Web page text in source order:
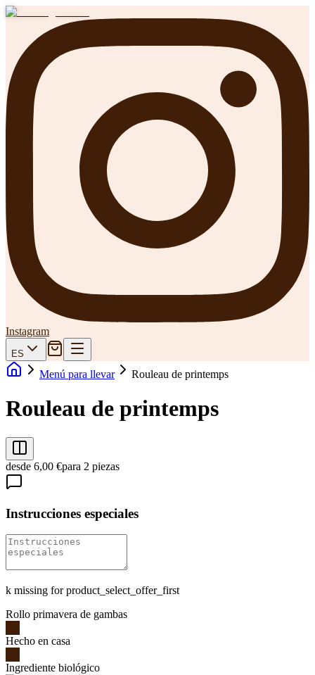
Instagram
ES
Menú para llevar Rouleau de printemps
Rouleau de printemps
desde 6,00 €para 2 piezas
Instrucciones especiales
k missing for product_select_offer_first
Rollo primavera de gambas
Hecho en casa
Ingrediente biológico